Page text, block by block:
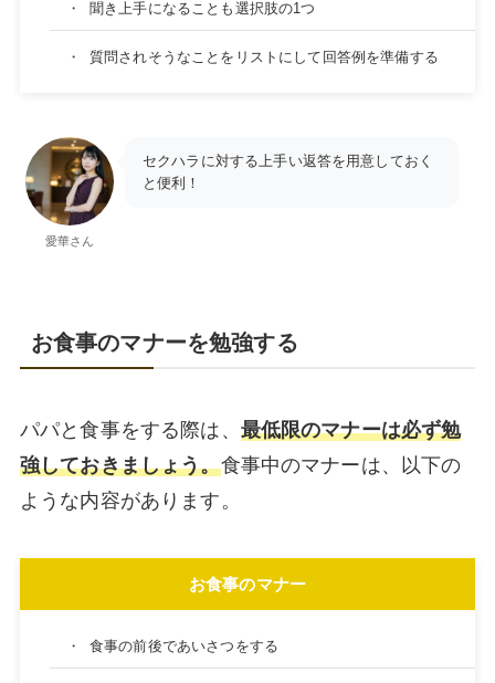
・ 聞き上手になることも選択肢の1つ
・ 質問されそうなことをリストにして回答例を準備する
愛華さん
セクハラに対する上手い返答を用意しておく
と便利！
お食事のマナーを勉強する
パパと食事をする際は、 最低限のマナーは必ず勉
強しておきましょう。食事中のマナーは、以下の
ような内容があります。
お食事のマナー
・ 食事の前後であいさつをする